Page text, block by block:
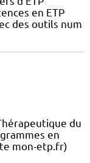
en ETP
des outils num
du
en
mon-etp.fr)